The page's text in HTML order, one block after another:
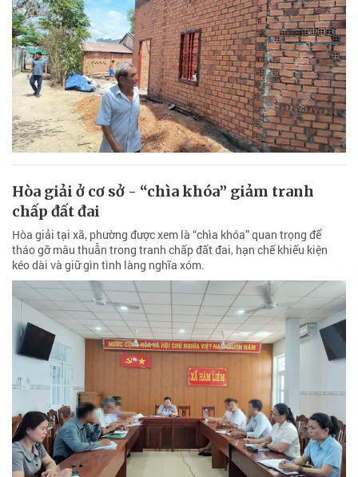
Hòa giải ở cơ sở - “chìa khóa” giảm tranh
chấp đất đai
Hòa giải tại xã, phường được xem là “chìa khóa” quan trọng để
tháo gỡ mâu thuẫn trong tranh chấp đất đai, hạn chế khiếu kiện
kéo dài và giữ gìn tình làng nghĩa xóm.